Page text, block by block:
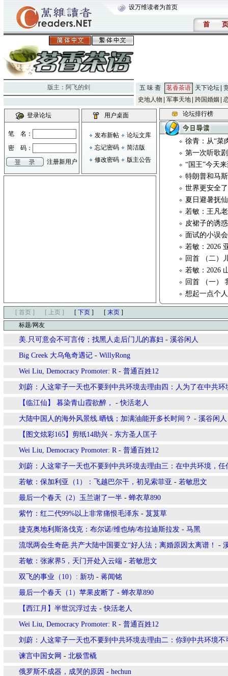
设万维读者为首页
首 页
版主： 阿飞的剑 五 味 斋 茗香茶语 天下论坛
史地人物
军事天地 跨国婚姻
登录论坛
笔 名：
密 码：
注册新用户
用户桌面
发布新帖
论坛文库
忘记密码
简洁版
修改密码
版主公告
论坛排行榜
徐青：从“菜
第一次听歌剧
“国王”今天
特朗普和马
世界更安全
夏日避暑抚
若敏：王凡
皮裙子的诱
面试的小误会
若敏：2026
回首 （二）
若敏：2026
回首 （一）
想起一点个
[ 首页 ] [ 上页 ] [ 下页 ] [ 末页 ]
标题/网友
美.只可意会不可言传；找黑人走后门儿的寡妇 - 溪谷闲人
Big Creek 大乌龟奇遇记 - WillyRong
Wei Liu, Democracy Promoter: R- 普通百姓12
刘蔚：人这辈子一天也不要到中共环境去理由四：人为了在中共环
【临江仙】 暮染青山霞欲醉， -快活老人
大陆中国人的海外风景线.晒钱；加满油能开多长时间？ - 溪谷闲人
【图文炫彩165】剪纸14助兴 - 东方圣人匡子
Wei Liu, Democracy Promoter: R- 普通百姓12
刘蔚：人这辈子一天也不要到中共环境去理由三：在中共环境，任
若敏：保加利亚（1）：飞越巴尔干，初见索菲亚 - 若敏思文
最后一个春天（2）玉兰谢了一半 - 蝉衣草890
紫竹：红二代99%以上非常痛恨毛泽东 - 芨芨草
捷克奥地利斯洛伐克：布尔诺/维也纳/布拉迪斯拉发 - 马黑
流氓两会生奇葩.共产大陆中国要立“好人法；离婚原因太离谱！ -
若敏：张家界5，天门开处入云端 - 若敏思文
双飞的事业（10）: 新功 - 蒋闻铭
最后一个春天（1）苹果皮断了 - 蝉衣草890
【西江月】半世沉浮过去 -快活老人
Wei Liu, Democracy Promoter: R- 普通百姓12
刘蔚：人这辈子一天也不要到中共环境去理由二：你到中共环境不
谏言中国女网 - 北极雪橇
俄罗斯不成器，成哭的原因 - hechun